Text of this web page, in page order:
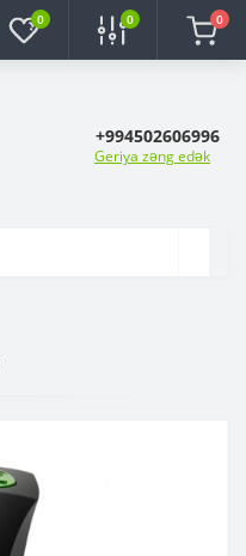
0 0 0
+994502606996
Geriya zəng edək